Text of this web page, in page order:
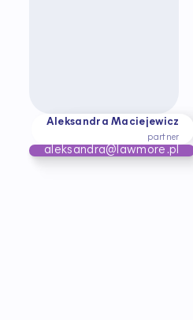
Aleksandra Maciejewicz
partner
aleksandra@lawmore.pl